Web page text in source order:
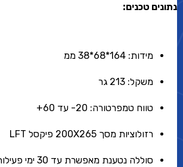
נתונים טכנים:
מידות: 164*68*38 ממ
משקל: 213 גר
טווח טמפרטורה: 20- עד 60+
רזולוציות מסך 200X265 פיקסל LFT
סוללה נטענת